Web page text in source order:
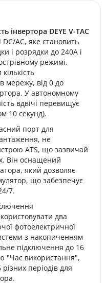
інвертора DEYE V-TAC
DC/AC, яке становить
і розрядки до 240А і
режимі.
мережу, від 0 до
У автономному
вдвічі перевищує
10 секунд).
порт для
не
ATS, що зазвичай
Він оснащений
який дозволяє
що забезпечує
7.
два
фотоелектричної
з накопиченням
підключення до 16
"Час використання",
періодів для